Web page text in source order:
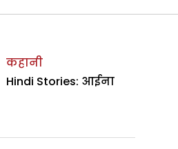
कहानी
Hindi Stories: आईना